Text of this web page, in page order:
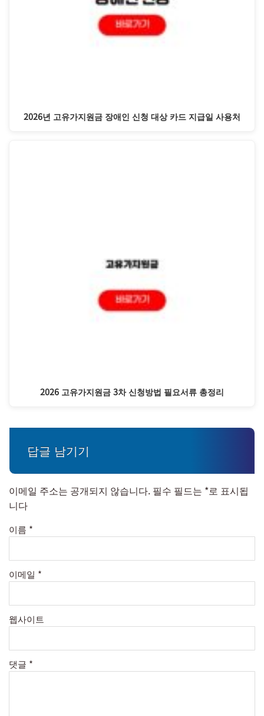
2026년 고유가지원금 장애인 신청 대상 카드 지급일 사용처
2026 고유가지원금 3차 신청방법 필요서류 총정리
답글 남기기
이메일 주소는 공개되지 않습니다. 필수 필드는 *로 표시됩
니다
이름 *
이메일 *
웹사이트
댓글 *